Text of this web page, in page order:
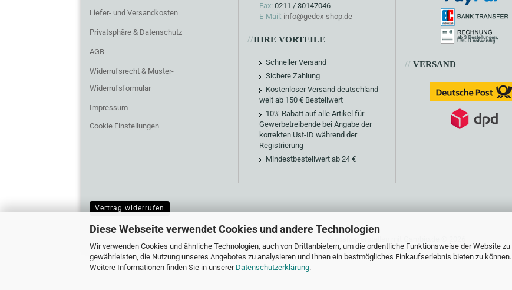
Diese Webseite verwendet Cookies und andere Technologien
Wir verwenden Cookies und ähnliche Technologien, auch von Drittanbietern, um die ordentliche Funktionsweise der Website zu
gewährleisten, die Nutzung unseres Angebotes zu analysieren und Ihnen ein bestmögliches Einkaufserlebnis bieten zu können.
Weitere Informationen finden Sie in unserer Datenschutzerklärung.
Liefer- und Versandkosten
Privatsphäre & Datenschutz
AGB
Widerrufsrecht & Muster-
Widerrufsformular
Impressum
Cookie Einstellungen
Fax: 0211 / 30147046
E-Mail: info@gedex-shop.de
//IHRE VORTEILE
Schneller Versand
Sichere Zahlung
Kostenloser Versand deutschland-
weit ab 150 € Bestellwert
10% Rabatt auf alle Artikel für
Gewerbetreibende bei Angabe der
korrekten Ust-ID während der
Registrierung
Mindestbestellwert ab 24 €
// VERSAND
Vertrag widerrufen